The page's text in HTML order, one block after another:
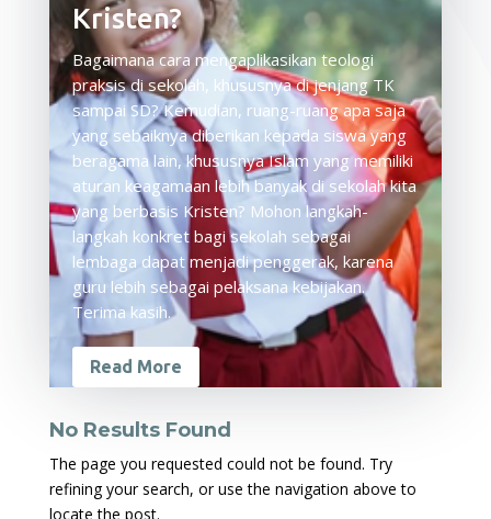
Kristen?
Bagaimana cara mengaplikasikan teologi
praksis di sekolah, khususnya di jenjang TK
sampai SD? Kemudian, ruang-ruang apa saja
yang sebaiknya diberikan kepada siswa yang
beragama lain, khususnya Islam yang memiliki
aturan keagamaan lebih banyak di sekolah kita
yang berbasis Kristen? Mohon langkah-
langkah konkret bagi sekolah sebagai
lembaga dapat menjadi penggerak, karena
guru lebih sebagai pelaksana kebijakan.
Terima kasih.
Read More
No Results Found
The page you requested could not be found. Try
refining your search, or use the navigation above to
locate the post.